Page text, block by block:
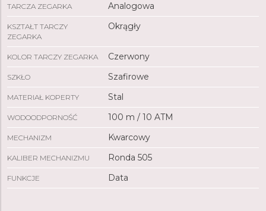
TARCZA ZEGARKA Analogowa
KSZTAŁT TARCZY
ZEGARKA
Okrągły
KOLOR TARCZY ZEGARKA Czerwony
SZKŁO Szafirowe
MATERIAŁ KOPERTY Stal
WODOODPORNOŚĆ 100 m / 10 ATM
MECHANIZM Kwarcowy
KALIBER MECHANIZMU Ronda 505
FUNKCJE Data